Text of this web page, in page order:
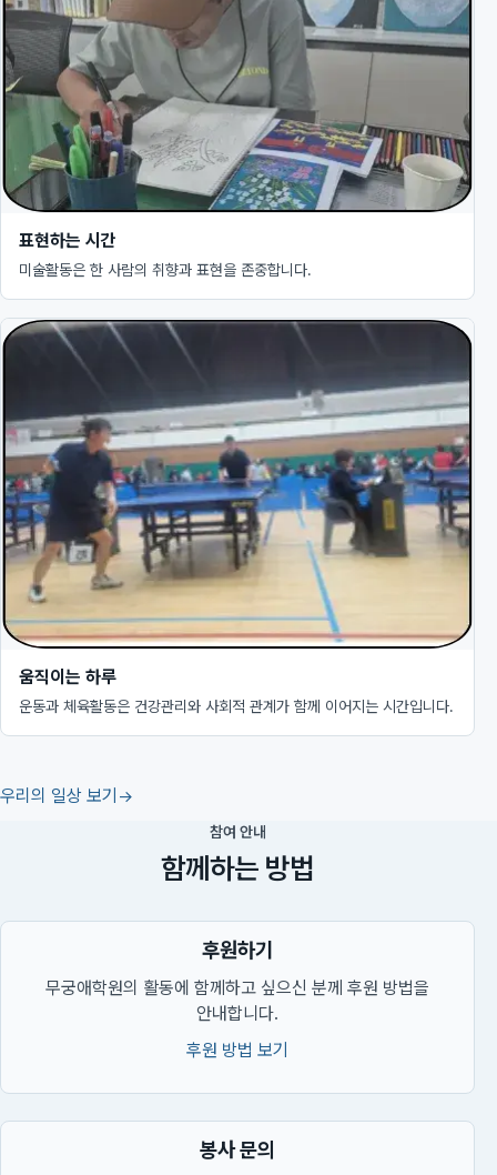
표현하는 시간
미술활동은 한 사람의 취향과 표현을 존중합니다.
움직이는 하루
운동과 체육활동은 건강관리와 사회적 관계가 함께 이어지는 시간입니다.
우리의 일상 보기
참여 안내
함께하는 방법
후원하기
무궁애학원의 활동에 함께하고 싶으신 분께 후원 방법을
안내합니다.
후원 방법 보기
봉사 문의